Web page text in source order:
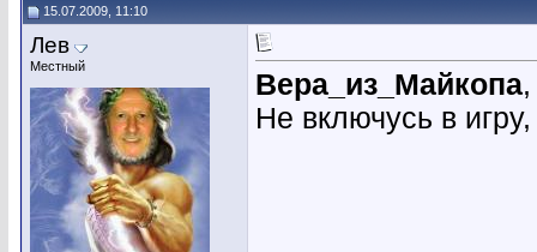
15.07.2009, 11:10
Лев
Местный
Вера_из_Майкопа,
Не включусь в